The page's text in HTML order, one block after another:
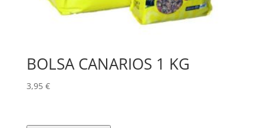
BOLSA CANARIOS 1 KG
3,95 €